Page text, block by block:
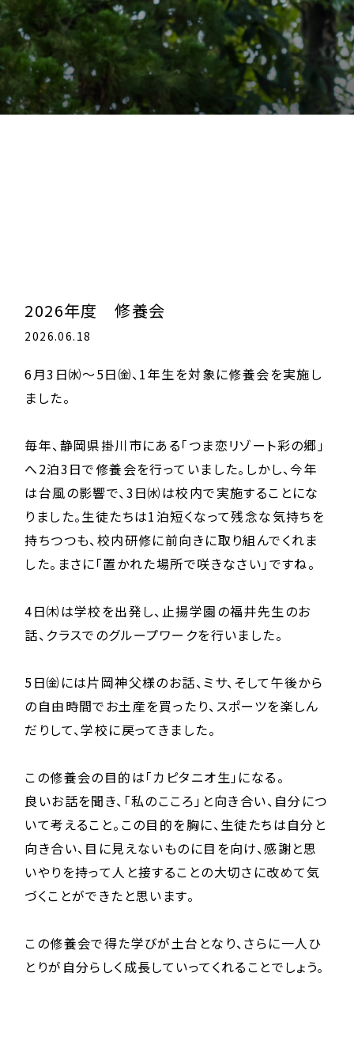
2026年度 修養会
2026.06.18
6月3日㈬～5日㈮、1年生を対象に修養会を実施し
ました。
毎年、静岡県掛川市にある「つま恋リゾート彩の郷」
へ2泊3日で修養会を行っていました。しかし、今年
は台風の影響で、3日㈬は校内で実施することにな
りました。生徒たちは1泊短くなって残念な気持ちを
持ちつつも、校内研修に前向きに取り組んでくれま
した。まさに「置かれた場所で咲きなさい」ですね。
4日㈭は学校を出発し、止揚学園の福井先生のお
話、クラスでのグループワークを行いました。
5日㈮には片岡神父様のお話、ミサ、そして午後から
の自由時間でお土産を買ったり、スポーツを楽しん
だりして、学校に戻ってきました。
この修養会の目的は「カピタニオ生」になる。
良いお話を聞き、「私のこころ」と向き合い、自分につ
いて考えること。この目的を胸に、生徒たちは自分と
向き合い、目に見えないものに目を向け、感謝と思
いやりを持って人と接することの大切さに改めて気
づくことができたと思います。
この修養会で得た学びが土台となり、さらに一人ひ
とりが自分らしく成長していってくれることでしょう。